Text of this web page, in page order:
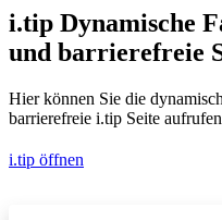
i.tip Dynamische
und barrierefreie
Hier können Sie die
barrierefreie i.tip Seite
i.tip öffnen